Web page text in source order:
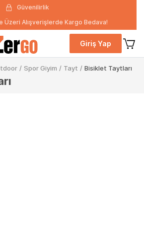
Güvenilirlik
Üzeri Alışverişlerde Kargo Bedava!
Giriş Yap
/ Spor Giyim / Tayt / Bisiklet Taytları